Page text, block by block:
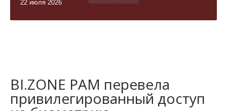
22 июля 2026
BI.ZONE PAM перевела
привилегированный доступ